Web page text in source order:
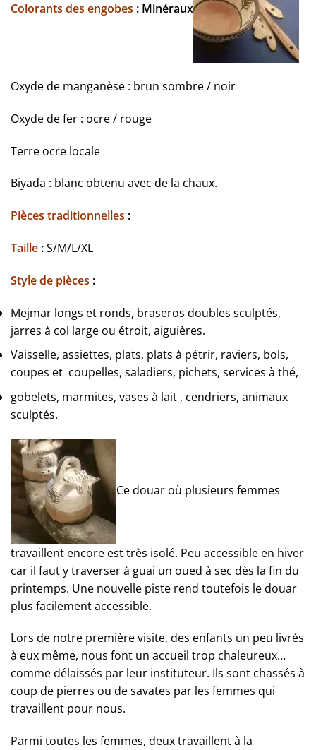
Colorants des engobes : Minéraux
Oxyde de manganèse : brun sombre / noir
Oxyde de fer : ocre / rouge
Terre ocre locale
Biyada : blanc obtenu avec de la chaux.
Pièces traditionnelles :
Taille :S/M/L/XL
Style de pièces :
Mejmar longs et ronds, braseros doubles sculptés,
jarres à col large ou étroit, aiguières.
Vaisselle, assiettes, plats, plats à pétrir, raviers, bols,
coupes et coupelles, saladiers, pichets, services à thé,
gobelets, marmites, vases à lait , cendriers, animaux
sculptés.
Ce douar où plusieurs femmes
travaillent encore est très isolé. Peu accessible en hiver
car il faut y traverser à guai un oued à sec dès la fin du
printemps. Une nouvelle piste rend toutefois le douar
plus facilement accessible.
Lors de notre première visite, des enfants un peu livrés
à eux même, nous font un accueil trop chaleureux…
comme délaissés par leur instituteur. Ils sont chassés à
coup de pierres ou de savates par les femmes qui
travaillent pour nous.
Parmi toutes les femmes, deux travaillent à la